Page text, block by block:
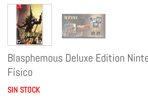
Blasphemous Deluxe Edition
Físico
SIN STOCK